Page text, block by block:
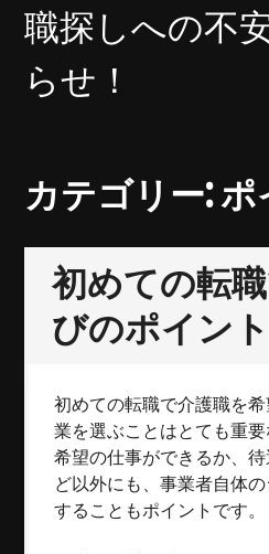
職探しへの不
らせ！
カテゴリー:ポ
初めての転
びのポイント
初めての転職で介護職を
業を選ぶことはとても重
希望の仕事ができるか、
ど以外にも、事業者自体
することもポイントです。